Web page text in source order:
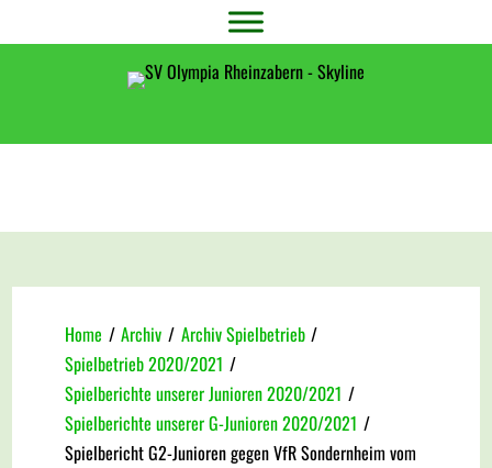
Home / Archiv / Archiv Spielbetrieb /
Spielbetrieb 2020/2021 /
Spielberichte unserer Junioren 2020/2021 /
Spielberichte unserer G-Junioren 2020/2021 /
Spielbericht G2-Junioren gegen VfR Sondernheim vom